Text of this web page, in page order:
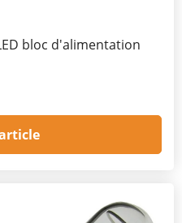
bloc d'alimentation